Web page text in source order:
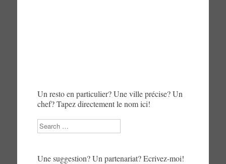
Un resto en particulier? Une ville précise? Un
chef? Tapez directement le nom ici!
Search
Une suggestion? Un partenariat? Ecrivez-moi!